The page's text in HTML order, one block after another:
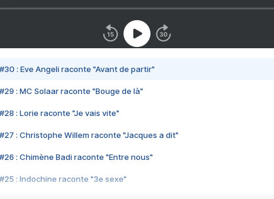
#30 : Eve Angeli raconte "Avant de partir"
#29 : MC Solaar raconte "Bouge de là"
#28 : Lorie raconte "Je vais vite"
#27 : Christophe Willem raconte "Jacques a dit"
#26 : Chimène Badi raconte "Entre nous"
#25 : Indochine raconte "3e sexe"